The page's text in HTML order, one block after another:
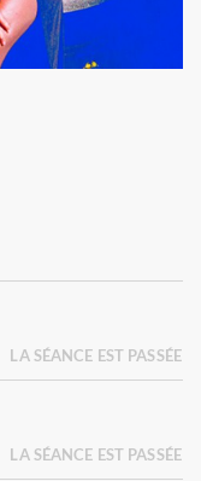
LA SÉANCE EST PASSÉE
LA SÉANCE EST PASSÉE